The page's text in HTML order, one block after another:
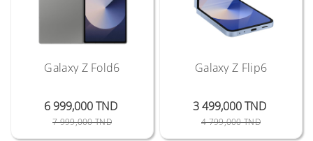
Galaxy Z Fold6
6 999,000 TND
7 999,000 TNDPrix Public
Prix
Galaxy Z Flip6
3 499,000 TND
4 799,000 TNDPrix Public
Prix